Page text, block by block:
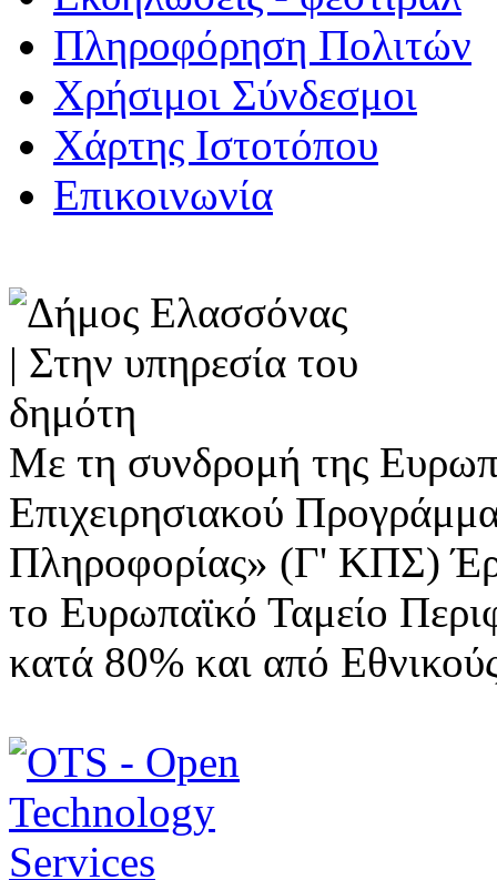
Πληροφόρηση Πολιτών
Χρήσιμοι Σύνδεσμοι
Χάρτης Ιστοτόπου
Επικοινωνία
Με τη συνδρομή της
Επιχειρησιακού
Πληροφορίας» (Γ' ΚΠΣ)
το Ευρωπαϊκό Ταμείο
κατά 80% και από